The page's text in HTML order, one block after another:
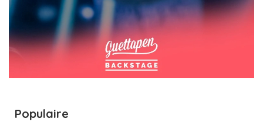
Populaire